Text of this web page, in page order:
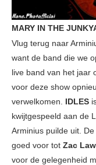
MARY IN THE
Vlug terug naar
want de band die we
live band van het jaar
voor deze show
verwelkomen. IDLES
kwijtgespeeld aan de
Arminius puilde uit.
goed voor tot Zac
voor de gelegenheid